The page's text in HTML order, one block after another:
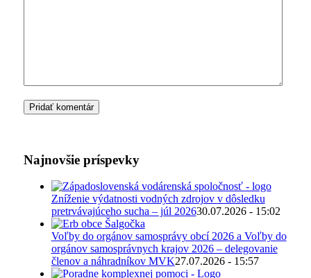
Najnovšie príspevky
Zníženie výdatnosti vodných zdrojov v dôsledku
pretrvávajúceho sucha – júl 202630.07.2026 - 15:02
Voľby do orgánov samosprávy obcí 2026 a Voľby do
orgánov samosprávnych krajov 2026 – delegovanie
členov a náhradníkov MVK27.07.2026 - 15:57